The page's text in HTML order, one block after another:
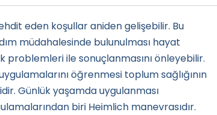
eden koşullar aniden gelişebilir. Bu
müdahalesinde bulunulması hayat
problemleri ile sonuçlanmasını önleyebilir.
öğrenmesi toplum sağlığının
Günlük yaşamda uygulanması
biri Heimlich manevrasıdır.